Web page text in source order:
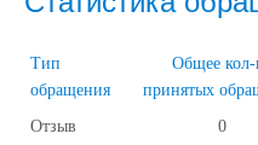
Тип
обращения
Общее кол-
принятых
Отзыв 0